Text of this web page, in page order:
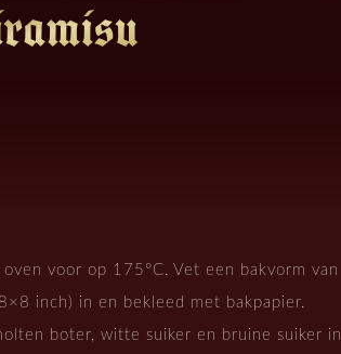
voor op 175°C. Vet een bakvorm van
inch) in en bekleed met bakpapier.
boter, witte suiker en bruine suiker in